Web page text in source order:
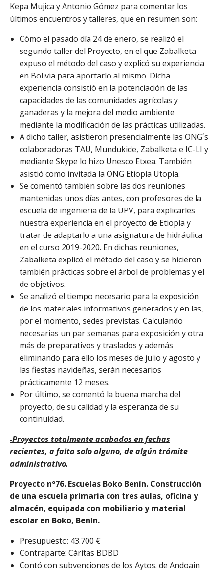
Kepa Mujica y Antonio Gómez para comentar los
últimos encuentros y talleres, que en resumen son:
Cómo el pasado día 24 de enero, se realizó el
segundo taller del Proyecto, en el que Zabalketa
expuso el método del caso y explicó su experiencia
en Bolivia para aportarlo al mismo. Dicha
experiencia consistió en la potenciación de las
capacidades de las comunidades agrícolas y
ganaderas y la mejora del medio ambiente
mediante la modificación de las prácticas utilizadas.
A dicho taller, asistieron presencialmente las ONG´s
colaboradoras TAU, Mundukide, Zabalketa e IC-LI y
mediante Skype lo hizo Unesco Etxea. También
asistió como invitada la ONG Etiopía Utopía.
Se comentó también sobre las dos reuniones
mantenidas unos días antes, con profesores de la
escuela de ingeniería de la UPV, para explicarles
nuestra experiencia en el proyecto de Etiopía y
tratar de adaptarlo a una asignatura de hidráulica
en el curso 2019-2020. En dichas reuniones,
Zabalketa explicó el método del caso y se hicieron
también prácticas sobre el árbol de problemas y el
de objetivos.
Se analizó el tiempo necesario para la exposición
de los materiales informativos generados y en las,
por el momento, sedes previstas. Calculando
necesarias un par semanas para exposición y otra
más de preparativos y traslados y además
eliminando para ello los meses de julio y agosto y
las fiestas navideñas, serán necesarios
prácticamente 12 meses.
Por último, se comentó la buena marcha del
proyecto, de su calidad y la esperanza de su
continuidad.
-Proyectos totalmente acabados en fechas
recientes, a falta solo alguno, de algún trámite
administrativo.
Proyecto nº76. Escuelas Boko Benín. Construcción
de una escuela primaria con tres aulas, oficina y
almacén, equipada con mobiliario y material
escolar en Boko, Benín.
Presupuesto: 43.700 €
Contraparte: Cáritas BDBD
Contó con subvenciones de los Aytos. de Andoain